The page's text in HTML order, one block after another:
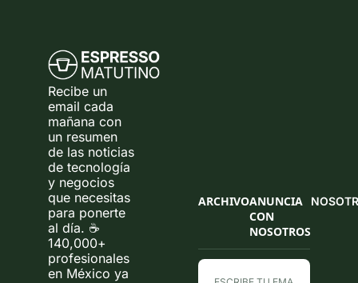
Recibe un
email cada
mañana con
un resumen
de las noticias
de tecnología
y negocios
que necesitas
para ponerte
al día. ☕
140,000+
profesionales
en México ya
ARCHIVOANUNCIA
CON
NOSOTROS